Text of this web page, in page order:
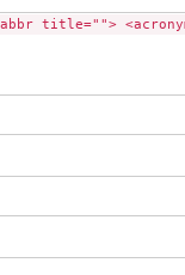
title="">